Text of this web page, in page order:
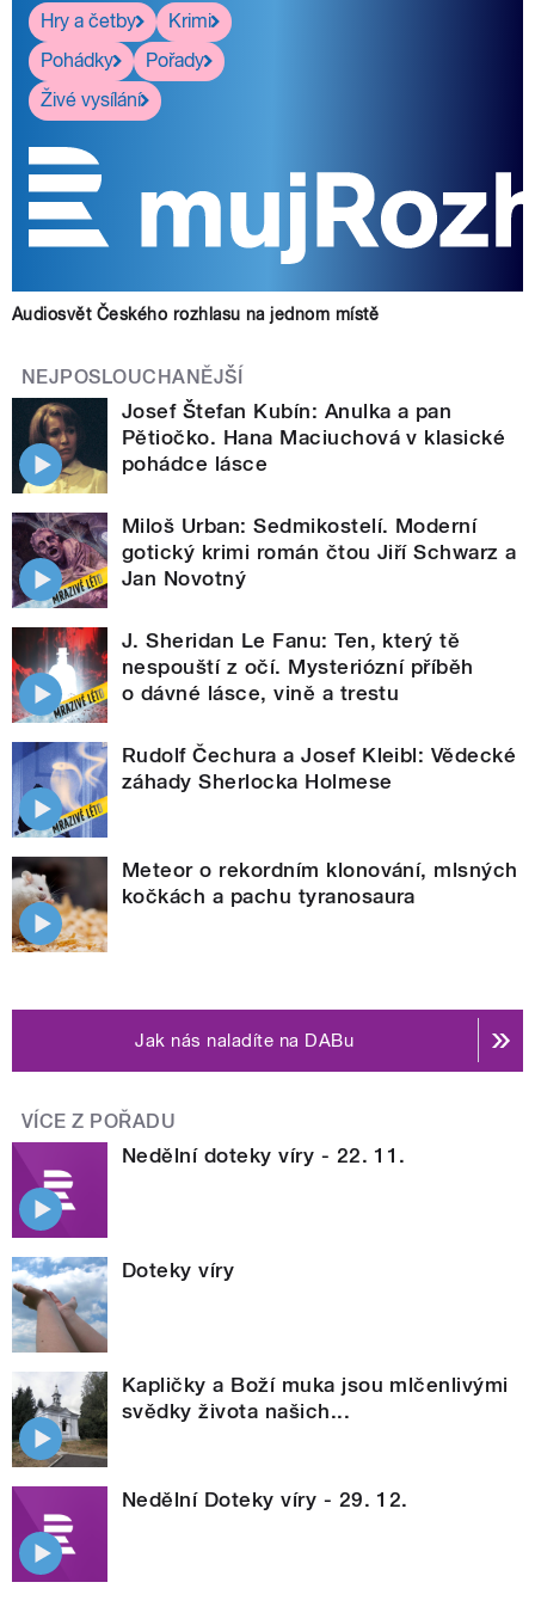
Hry a četby
Krimi
Pohádky
Pořady
Živé vysílání
Audiosvět Českého rozhlasu na jednom místě
NEJPOSLOUCHANĚJŠÍ
Josef Štefan Kubín: Anulka a pan
Pětiočko. Hana Maciuchová v klasické
pohádce lásce
Miloš Urban: Sedmikostelí. Moderní
gotický krimi román čtou Jiří Schwarz a
Jan Novotný
J. Sheridan Le Fanu: Ten, který tě
nespouští z očí. Mysteriózní příběh
o dávné lásce, vině a trestu
Rudolf Čechura a Josef Kleibl: Vědecké
záhady Sherlocka Holmese
Meteor o rekordním klonování, mlsných
kočkách a pachu tyranosaura
Jak nás naladíte na DABu
VÍCE Z POŘADU
Nedělní doteky víry - 22. 11.
Doteky víry
Kapličky a Boží muka jsou mlčenlivými
svědky života našich...
Nedělní Doteky víry - 29. 12.